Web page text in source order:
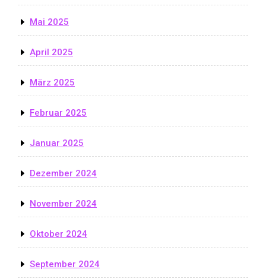
Mai 2025
April 2025
März 2025
Februar 2025
Januar 2025
Dezember 2024
November 2024
Oktober 2024
September 2024